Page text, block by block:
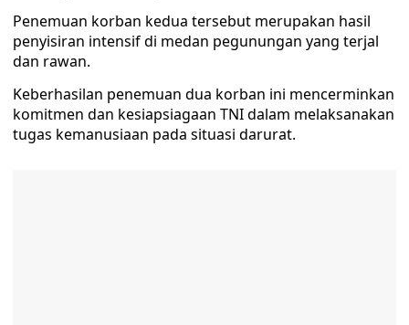
Penemuan korban kedua tersebut merupakan hasil
penyisiran intensif di medan pegunungan yang terjal
dan rawan.
Keberhasilan penemuan dua korban ini mencerminkan
komitmen dan kesiapsiagaan TNI dalam melaksanakan
tugas kemanusiaan pada situasi darurat.